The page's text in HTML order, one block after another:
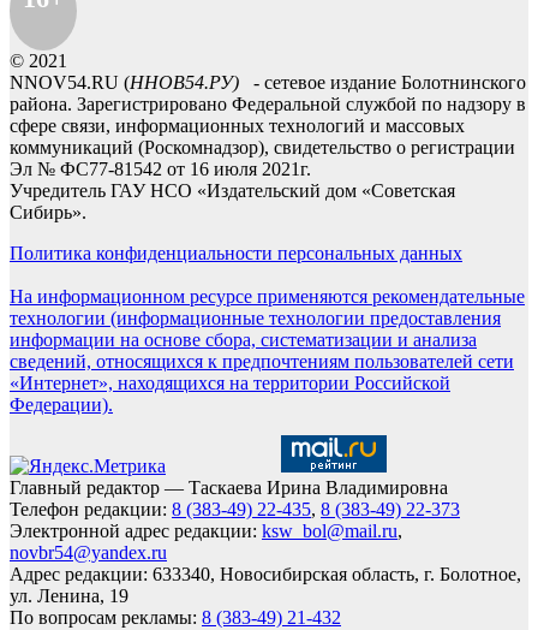
© 2021
NNOV54.RU (ННОВ54.РУ) - сетевое издание Болотнинского
района. Зарегистрировано Федеральной службой по надзору в
сфере связи, информационных технологий и массовых
коммуникаций (Роскомнадзор), свидетельство о регистрации
Эл № ФС77-81542 от 16 июля 2021г.
Учредитель ГАУ НСО «Издательский дом «Советская
Сибирь».
Политика конфиденциальности персональных данных
На информационном ресурсе применяются рекомендательные
технологии (информационные технологии предоставления
информации на основе сбора, систематизации и анализа
сведений, относящихся к предпочтениям пользователей сети
«Интернет», находящихся на территории Российской
Федерации).
Главный редактор — Таскаева Ирина Владимировна
Телефон редакции: 8 (383-49) 22-435, 8 (383-49) 22-373
Электронной адрес редакции: ksw_bol@mail.ru,
novbr54@yandex.ru
Адрес редакции: 633340, Новосибирская область, г. Болотное,
ул. Ленина, 19
По вопросам рекламы: 8 (383-49) 21-432